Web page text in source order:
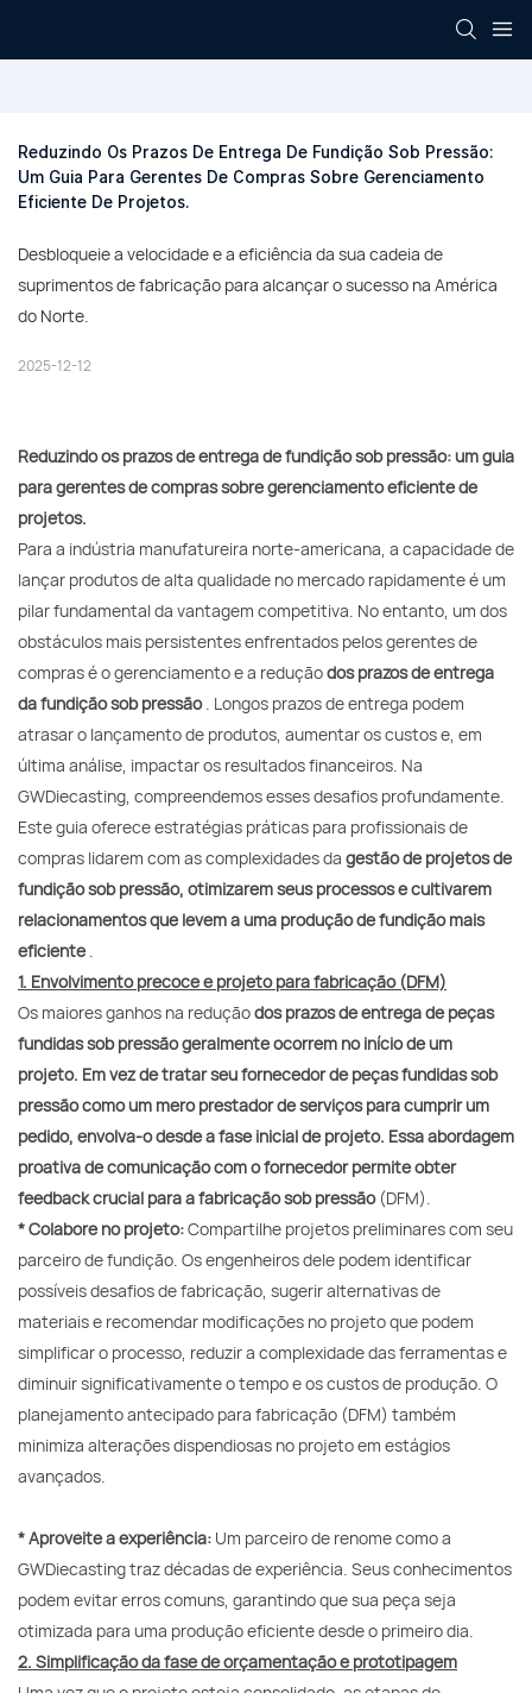
Reduzindo Os Prazos De Entrega De Fundição Sob Pressão:
Um Guia Para Gerentes De Compras Sobre Gerenciamento
Eficiente De Projetos.
Desbloqueie a velocidade e a eficiência da sua cadeia de
suprimentos de fabricação para alcançar o sucesso na América
do Norte.
2025-12-12
Reduzindo os prazos de entrega de fundição sob pressão: um guia
para gerentes de compras sobre gerenciamento eficiente de
projetos.
Para a indústria manufatureira norte-americana, a capacidade de
lançar produtos de alta qualidade no mercado rapidamente é um
pilar fundamental da vantagem competitiva. No entanto, um dos
obstáculos mais persistentes enfrentados pelos gerentes de
compras é o gerenciamento e a reduçãodos prazos de entrega
da fundição sob pressão. Longos prazos de entrega podem
atrasar o lançamento de produtos, aumentar os custos e, em
última análise, impactar os resultados financeiros. Na
GWDiecasting, compreendemos esses desafios profundamente.
Este guia oferece estratégias práticas para profissionais de
compras lidarem com as complexidades da gestão de projetos de
fundição sob pressão, otimizarem seus processos e cultivarem
relacionamentos que levem a uma produção de fundição mais
eficiente.
1. Envolvimento precoce e projeto para fabricação (DFM)
Os maiores ganhos na reduçãodos prazos de entrega de peças
fundidas sob pressão geralmente ocorrem no início de um
projeto. Em vez de tratar seu fornecedor de peças fundidas sob
pressão como um mero prestador de serviços para cumprir um
pedido, envolva-o desde a fase inicial de projeto. Essa abordagem
proativa de comunicação com o fornecedor permite obter
feedback crucial para a fabricação sob pressão(DFM).
* Colabore no projeto:Compartilhe projetos preliminares com seu
parceiro de fundição. Os engenheiros dele podem identificar
possíveis desafios de fabricação, sugerir alternativas de
materiais e recomendar modificações no projeto que podem
simplificar o processo, reduzir a complexidade das ferramentas e
diminuir significativamente o tempo e os custos de produção. O
planejamento antecipado para fabricação (DFM) também
minimiza alterações dispendiosas no projeto em estágios
avançados.
* Aproveite a experiência: Um parceiro de renome como a
GWDiecasting traz décadas de experiência. Seus conhecimentos
podem evitar erros comuns, garantindo que sua peça seja
otimizada para uma produção eficiente desde o primeiro dia.
2. Simplificação da fase de orçamentação e prototipagem